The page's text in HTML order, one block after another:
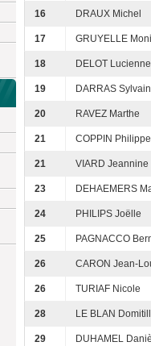
16 DRAUX Michel
17 GRUYELLE
18 DELOT Lucienne
19 DARRAS
20 RAVEZ Marthe
21 COPPIN Philippe
21 VIARD Jeannine
23 DEHAEMERS
24 PHILIPS Joëlle
25 PAGNACCO
26 CARON Jean-
26 TURIAF Nicole
28 LE BLAN
29 DUHAMEL